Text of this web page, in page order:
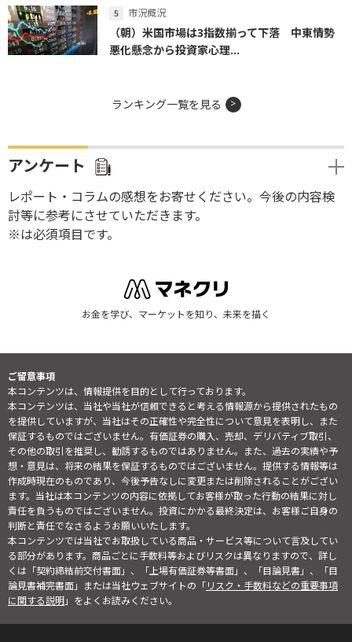
市況概況
（朝）米国市場は3指数揃って下落 中東情勢
悪化懸念から投資家心理...
ランキング一覧を見る
アンケート
レポート・コラムの感想をお寄せください。今後の内容検
討等に参考にさせていただきます。
※は必須項目です。
お金を学び、マーケットを知り、未来を描く
ご留意事項
本コンテンツは、情報提供を目的として行っております。
本コンテンツは、当社や当社が信頼できると考える情報源から提供されたもの
を提供していますが、当社はその正確性や完全性について意見を表明し、また
保証するものではございません。有価証券の購入、売却、デリバティブ取引、
その他の取引を推奨し、勧誘するものではありません。また、過去の実績や予
想・意見は、将来の結果を保証するものではございません。提供する情報等は
作成時現在のものであり、今後予告なしに変更または削除されることがござい
ます。当社は本コンテンツの内容に依拠してお客様が取った行動の結果に対し
責任を負うものではございません。投資にかかる最終決定は、お客様ご自身の
判断と責任でなさるようお願いいたします。
本コンテンツでは当社でお取扱している商品・サービス等について言及してい
る部分があります。商品ごとに手数料等およびリスクは異なりますので、詳し
くは「契約締結前交付書面」、「上場有価証券等書面」、「目論見書」、「目
論見書補完書面」または当社ウェブサイトの「リスク・手数料などの重要事項
に関する説明」をよくお読みください。